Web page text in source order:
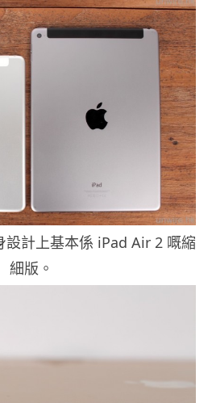
計上基本係 iPad Air 2 嘅縮
細版。